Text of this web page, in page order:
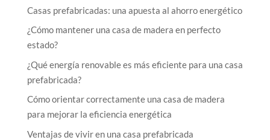
Casas prefabricadas: una apuesta al ahorro energético
¿Cómo mantener una casa de madera en perfecto
estado?
¿Qué energía renovable es más eficiente para una casa
prefabricada?
Cómo orientar correctamente una casa de madera
para mejorar la eficiencia energética
Ventajas de vivir en una casa prefabricada